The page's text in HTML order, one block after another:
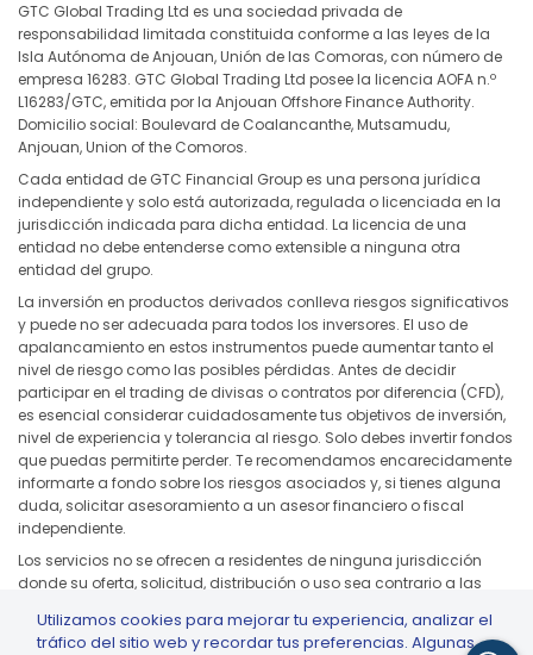
GTC Global Trading Ltd es una sociedad privada de
responsabilidad limitada constituida conforme a las leyes de la
Isla Autónoma de Anjouan, Unión de las Comoras, con número de
empresa 16283. GTC Global Trading Ltd posee la licencia AOFA n.º
L16283/GTC, emitida por la Anjouan Offshore Finance Authority.
Domicilio social: Boulevard de Coalancanthe, Mutsamudu,
Anjouan, Union of the Comoros.
Cada entidad de GTC Financial Group es una persona jurídica
independiente y solo está autorizada, regulada o licenciada en la
jurisdicción indicada para dicha entidad. La licencia de una
entidad no debe entenderse como extensible a ninguna otra
entidad del grupo.
La inversión en productos derivados conlleva riesgos significativos
y puede no ser adecuada para todos los inversores. El uso de
apalancamiento en estos instrumentos puede aumentar tanto el
nivel de riesgo como las posibles pérdidas. Antes de decidir
participar en el trading de divisas o contratos por diferencia (CFD),
es esencial considerar cuidadosamente tus objetivos de inversión,
nivel de experiencia y tolerancia al riesgo. Solo debes invertir fondos
que puedas permitirte perder. Te recomendamos encarecidamente
informarte a fondo sobre los riesgos asociados y, si tienes alguna
duda, solicitar asesoramiento a un asesor financiero o fiscal
independiente.
Los servicios no se ofrecen a residentes de ninguna jurisdicción
donde su oferta, solicitud, distribución o uso sea contrario a las
Japón y cualquier jurisdicción sujeta a sanciones aplicables o
Utilizamos cookies para mejorar tu experiencia, analizar el
tráfico del sitio web y recordar tus preferencias. Algunas